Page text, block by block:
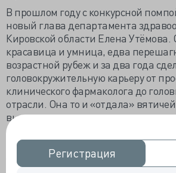
Регистрация
Регистрация
В прошлом году с конкурсной
новый глава департамента
Кировской области Елена Утёмова.
красавица и умница, едва
возрастной рубеж и за два года
головокружительную карьеру от
клинического фармаколога до
отрасли. Она то и «отдала»
выполнения «всего чего ни
ропщущих местных докторов куда
отдельная история
Упомянутая дама с марта 2010 года